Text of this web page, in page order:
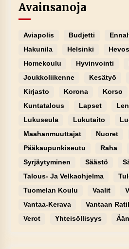
Avainsanoja
Aviapolis Budjetti
Hakunila
Helsinki
Homekoulu
Hyvinvointi
Joukkoliikenne
Kesätyö
Kirjasto
Korona Korso
Kuntatalous
Lapset
Lukuseula
Lukutaito
Maahanmuuttajat
Nuoret
Pääkaupunkiseutu
Raha
Syrjäytyminen
Säästö
Talous- Ja Velkaohjelma
Tuomelan Koulu
Vaalit
Vantaa-Kerava
Vantaan
Verot
Yhteisöllisyys